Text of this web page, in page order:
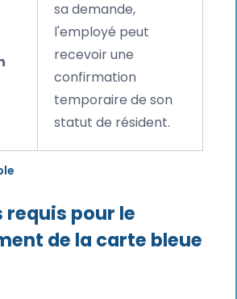
sa demande,
l'employé peut
recevoir une
confirmation
temporaire de son
statut de résident.
pour le
de la carte bleue